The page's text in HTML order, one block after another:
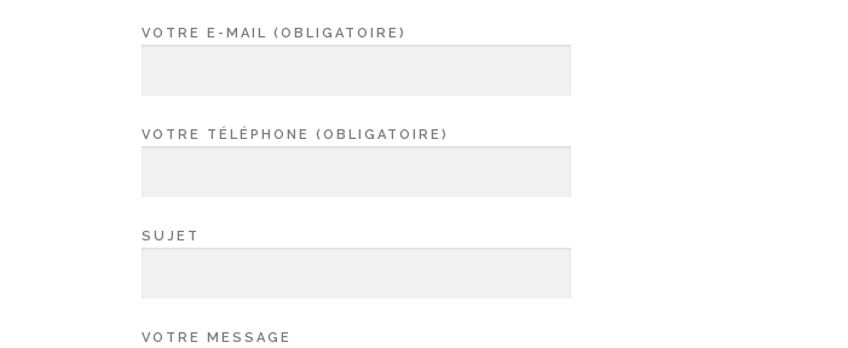
VOTRE E-MAIL (OBLIGATOIRE)
VOTRE TÉLÉPHONE (OBLIGATOIRE)
SUJET
VOTRE MESSAGE